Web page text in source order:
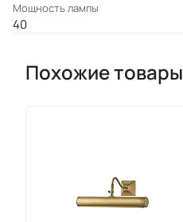
Мощность лампы
40
Похожие товары